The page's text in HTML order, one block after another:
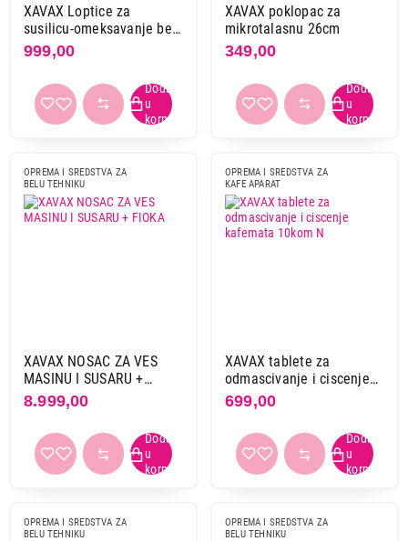
XAVAX Loptice za
susilicu-omeksavanje bez
hemikalija
999,00
XAVAX poklopac za
mikrotalasnu 26cm
349,00
OPREMA I SREDSTVA ZA
BELU TEHNIKU
XAVAX NOSAC ZA VES
MASINU I SUSARU +
FIOKA
8.999,00
OPREMA I SREDSTVA ZA
KAFE APARAT
XAVAX tablete za
odmascivanje i ciscenje
kafemata 10kom N
699,00
OPREMA I SREDSTVA ZA
BELU TEHNIKU
OPREMA I SREDSTVA ZA
BELU TEHNIKU